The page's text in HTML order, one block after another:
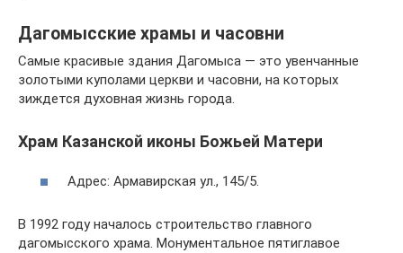
Дагомысские храмы и часовни
Самые красивые здания Дагомыса — это увенчанные
золотыми куполами церкви и часовни, на которых
зиждется духовная жизнь города.
Храм Казанской иконы Божьей Матери
Адрес: Армавирская ул., 145/5.
В 1992 году началось строительство главного
дагомысского храма. Монументальное пятиглавое